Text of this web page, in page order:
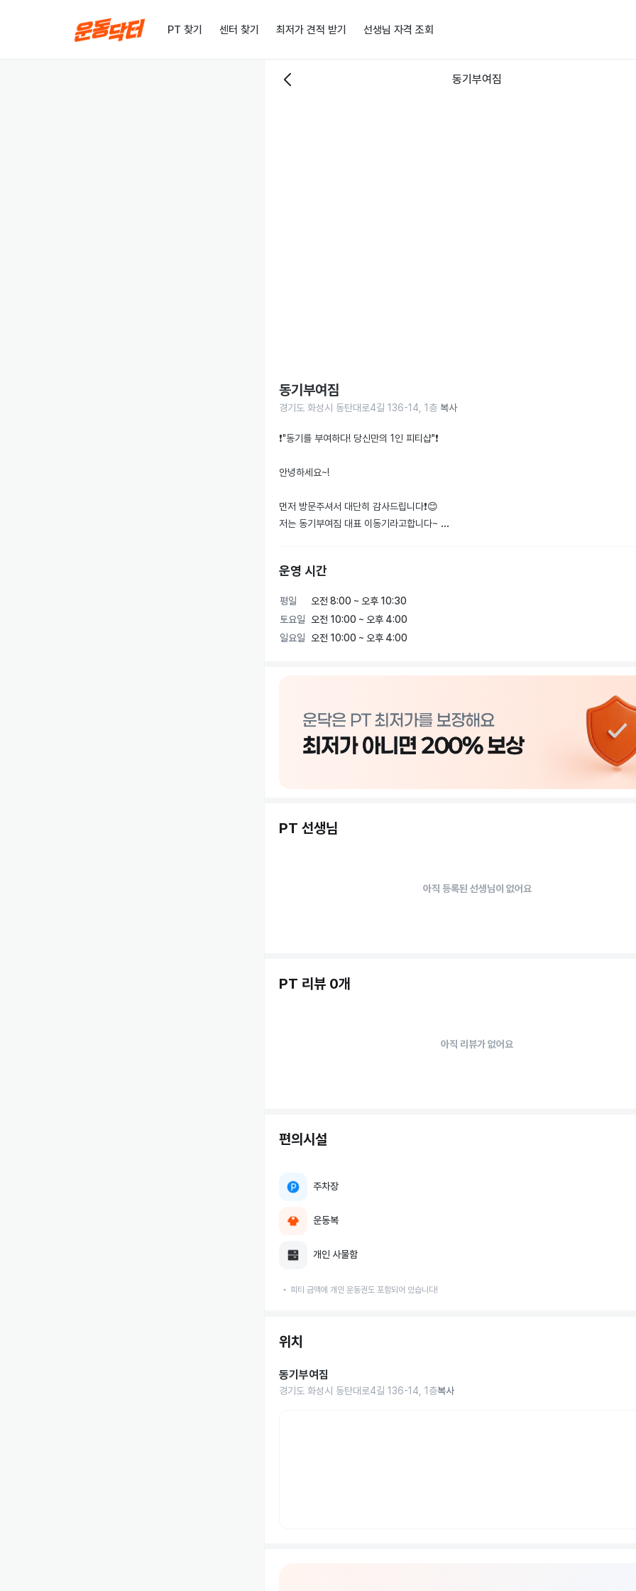
PT 찾기 센터 찾기 최저가 견적 받기 선생님 자격 조회
동기부여짐
동기부여짐
경기도 화성시 동탄대로4길 136-14, 1층 복사
❗️"동기를 부여하다! 당신만의 1인 피티샵"❗️
안녕하세요~!
먼저 방문주셔서 대단히 감사드립니다❗️😊
저는 동기부여짐 대표 이동기라고합니다~
피티 회원분들로만 이루어지는
피티를 받으시는 분들께서는
피티 기간 동안
✅운동복
✅개인락카
✅개인헬스권까지 포함되어 있으며
수업 내에 통합적인 커리큘럼으로 진행됩니다!
역시 개인의 목적에 맞춰 진행 도와드립니다!
오늘도 좋은 하루 되시길 바랍니다~!☺️
운영 시간
평일
오전 8:00 ~ 오후 10:30
토요일
오전 10:00 ~ 오후 4:00
일요일
오전 10:00 ~ 오후 4:00
PT 선생님
아직 등록된 선생님이 없어요
PT 리뷰 0개
아직 리뷰가 없어요
편의시설
주차장
운동복
개인 사물함
피티 금액에 개인 운동권도 포함되어 있습니다!
위치
동기부여짐
경기도 화성시 동탄대로4길 136-14, 1층복사